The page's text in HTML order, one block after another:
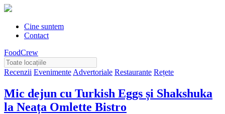
Cine suntem
Contact
FoodCrew
Recenzii Evenimente Advertoriale Restaurante Rețete
Mic dejun cu Turkish Eggs și Shakshuka
la Neața Omlette Bistro